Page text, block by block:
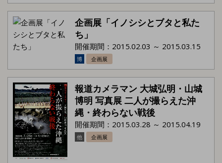
企画展「イノシシとブタと私た
ち」
開催期間：2015.02.03 ～ 2015.03.15
博 企画展
報道カメラマン 大城弘明・山城
博明 写真展 二人が撮らえた沖
縄・終わらない戦後
開催期間：2015.03.28 ～ 2015.04.19
他 企画展